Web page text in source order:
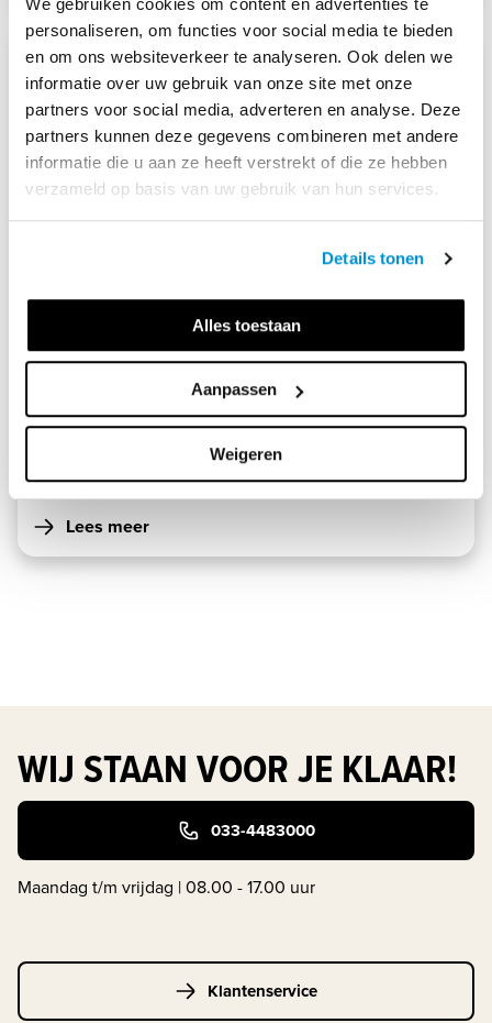
We gebruiken cookies om content en advertenties te
personaliseren, om functies voor social media te bieden
en om ons websiteverkeer te analyseren. Ook delen we
informatie over uw gebruik van onze site met onze
partners voor social media, adverteren en analyse. Deze
partners kunnen deze gegevens combineren met andere
informatie die u aan ze heeft verstrekt of die ze hebben
verzameld op basis van uw gebruik van hun services.
Details tonen
Alles toestaan
Aanpassen
Weigeren
28 aug. 2023
Woorden krijgen ritme, emotie en kracht. Spoken word
geeft studenten ruimte om hun stem te laten horen en
persoonlijke verhalen om te zetten in taal die raakt.
Lees meer
WIJ STAAN VOOR JE KLAAR!
033-4483000
Maandag t/m vrijdag | 08.00 - 17.00 uur
Klantenservice